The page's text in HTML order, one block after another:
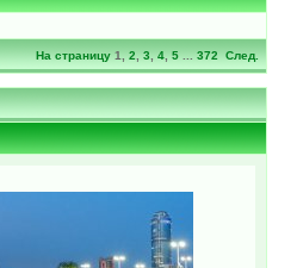
На страницу 1 2 3 4 5 372 След.